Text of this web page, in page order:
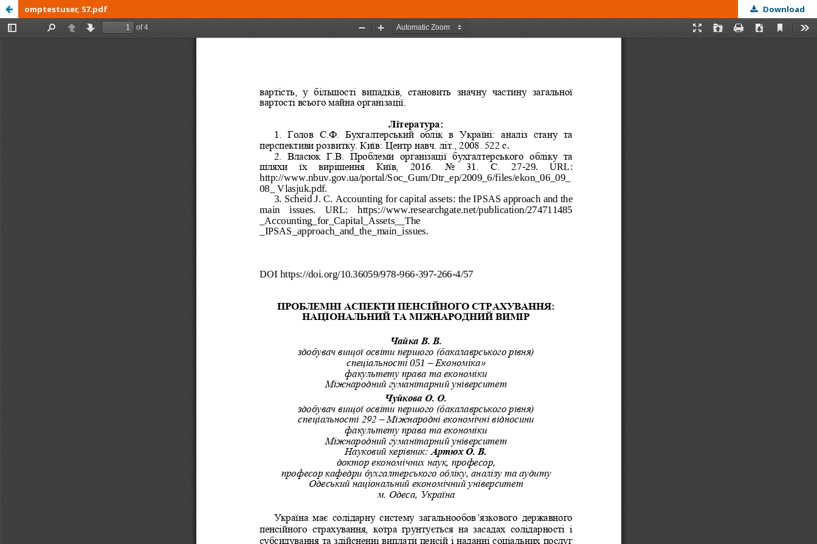
omptestuser, 57.pdf Download